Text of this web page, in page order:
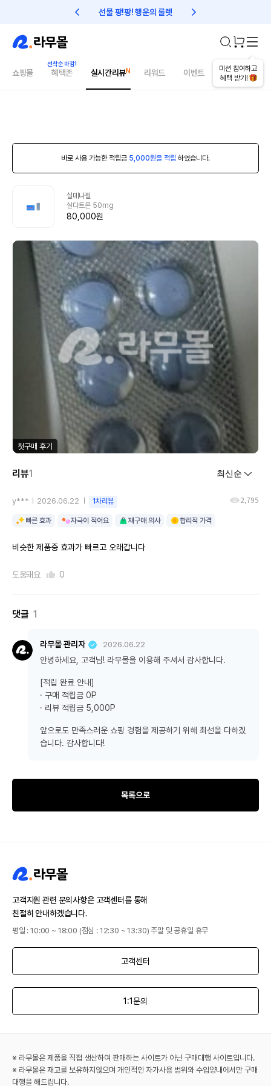
선물 팡!팡! 행운의 룰렛 친구초대 1만원 리워드!
미션 참여하고
혜택 받기!
쇼핑몰 혜택존 실시간리뷰 리워드 이벤트 건강매거진
바로 사용 가능한 적립금 5,000원을 적립 하였습니다.
실데나필
실다트론 50mg
80,000원
첫구매 후기
리뷰1
y*** 2026.06.22 1차리뷰 2,795
빠른 효과 자극이 적어요 재구매 의사 합리적 가격
비슷한 제품중 효과가 빠르고 오래갑니다
도움돼요 0
댓글 1
라무몰 관리자 2026.06.22
안녕하세요, 고객님! 라무몰을 이용해 주셔서 감사합니다.
[적립 완료 안내]
· 구매 적립금 0P
· 리뷰 적립금 5,000P
앞으로도 만족스러운 쇼핑 경험을 제공하기 위해 최선을 다하겠
습니다. 감사합니다!
목록으로
고객지원 관련 문의사항은 고객센터를 통해
친절히 안내하겠습니다.
평일 : 10:00 ~ 18:00 (점심 : 12:30 ~ 13:30) 주말 및 공휴일 휴무
고객센터
1:1문의
※ 라무몰은 제품을 직접 생산하여 판매하는 사이트가 아닌 구매대행 사이트입니다.
※ 라무몰은 재고를 보유하지않으며 개인적인 자가사용 범위와 수입양내에서만 구매
대행을 해드립니다.